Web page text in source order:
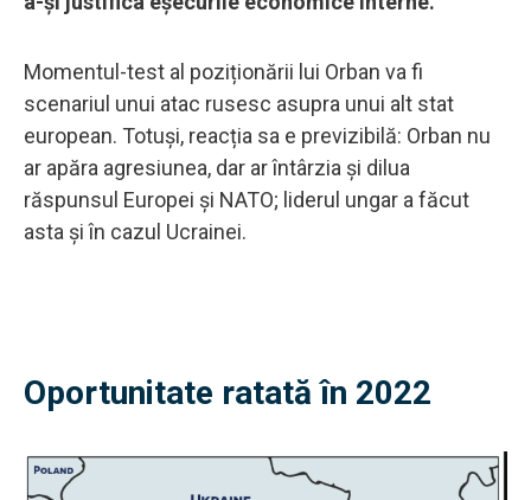
Momentul-test al poziționării lui Orban va fi
scenariul unui atac rusesc asupra unui alt stat
european. Totuși, reacția sa e previzibilă: Orban nu
ar apăra agresiunea, dar ar întârzia și dilua
răspunsul Europei și NATO; liderul ungar a făcut
asta și în cazul Ucrainei.
Oportunitate ratată în 2022